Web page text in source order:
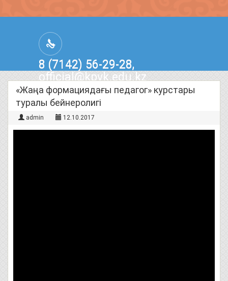
8 (7142) 56-29-28,
official@kpvk.edu.kz
г.Костанай, Проспект Кобыланды
Батыра, 3
«Жаңа формациядағы педагог» курстары
туралы бейнеролигі
admin 12.10.2017